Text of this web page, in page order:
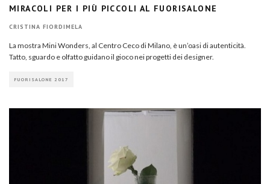
MIRACOLI PER I PIÙ PICCOLI AL FUORISALONE
CRISTINA FIORDIMELA
La mostra Mini Wonders, al Centro Ceco di Milano, è un’oasi di autenticità.
Tatto, sguardo e olfatto guidano il gioco nei progetti dei designer.
FUORISALONE 2017